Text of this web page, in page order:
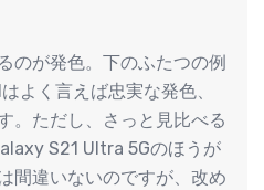
のが発色。下のふたつの例
よく言えば忠実な発色、
。ただし、さっと見比べる
S21 Ultra 5Gのほうが
間違いないのですが、改め